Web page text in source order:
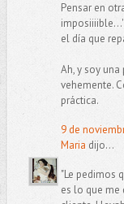
Pensar en
el día que
Ah, y soy
vehemente.
práctica.
9 de
Maria dijo...
"Le pedimos
es lo que me